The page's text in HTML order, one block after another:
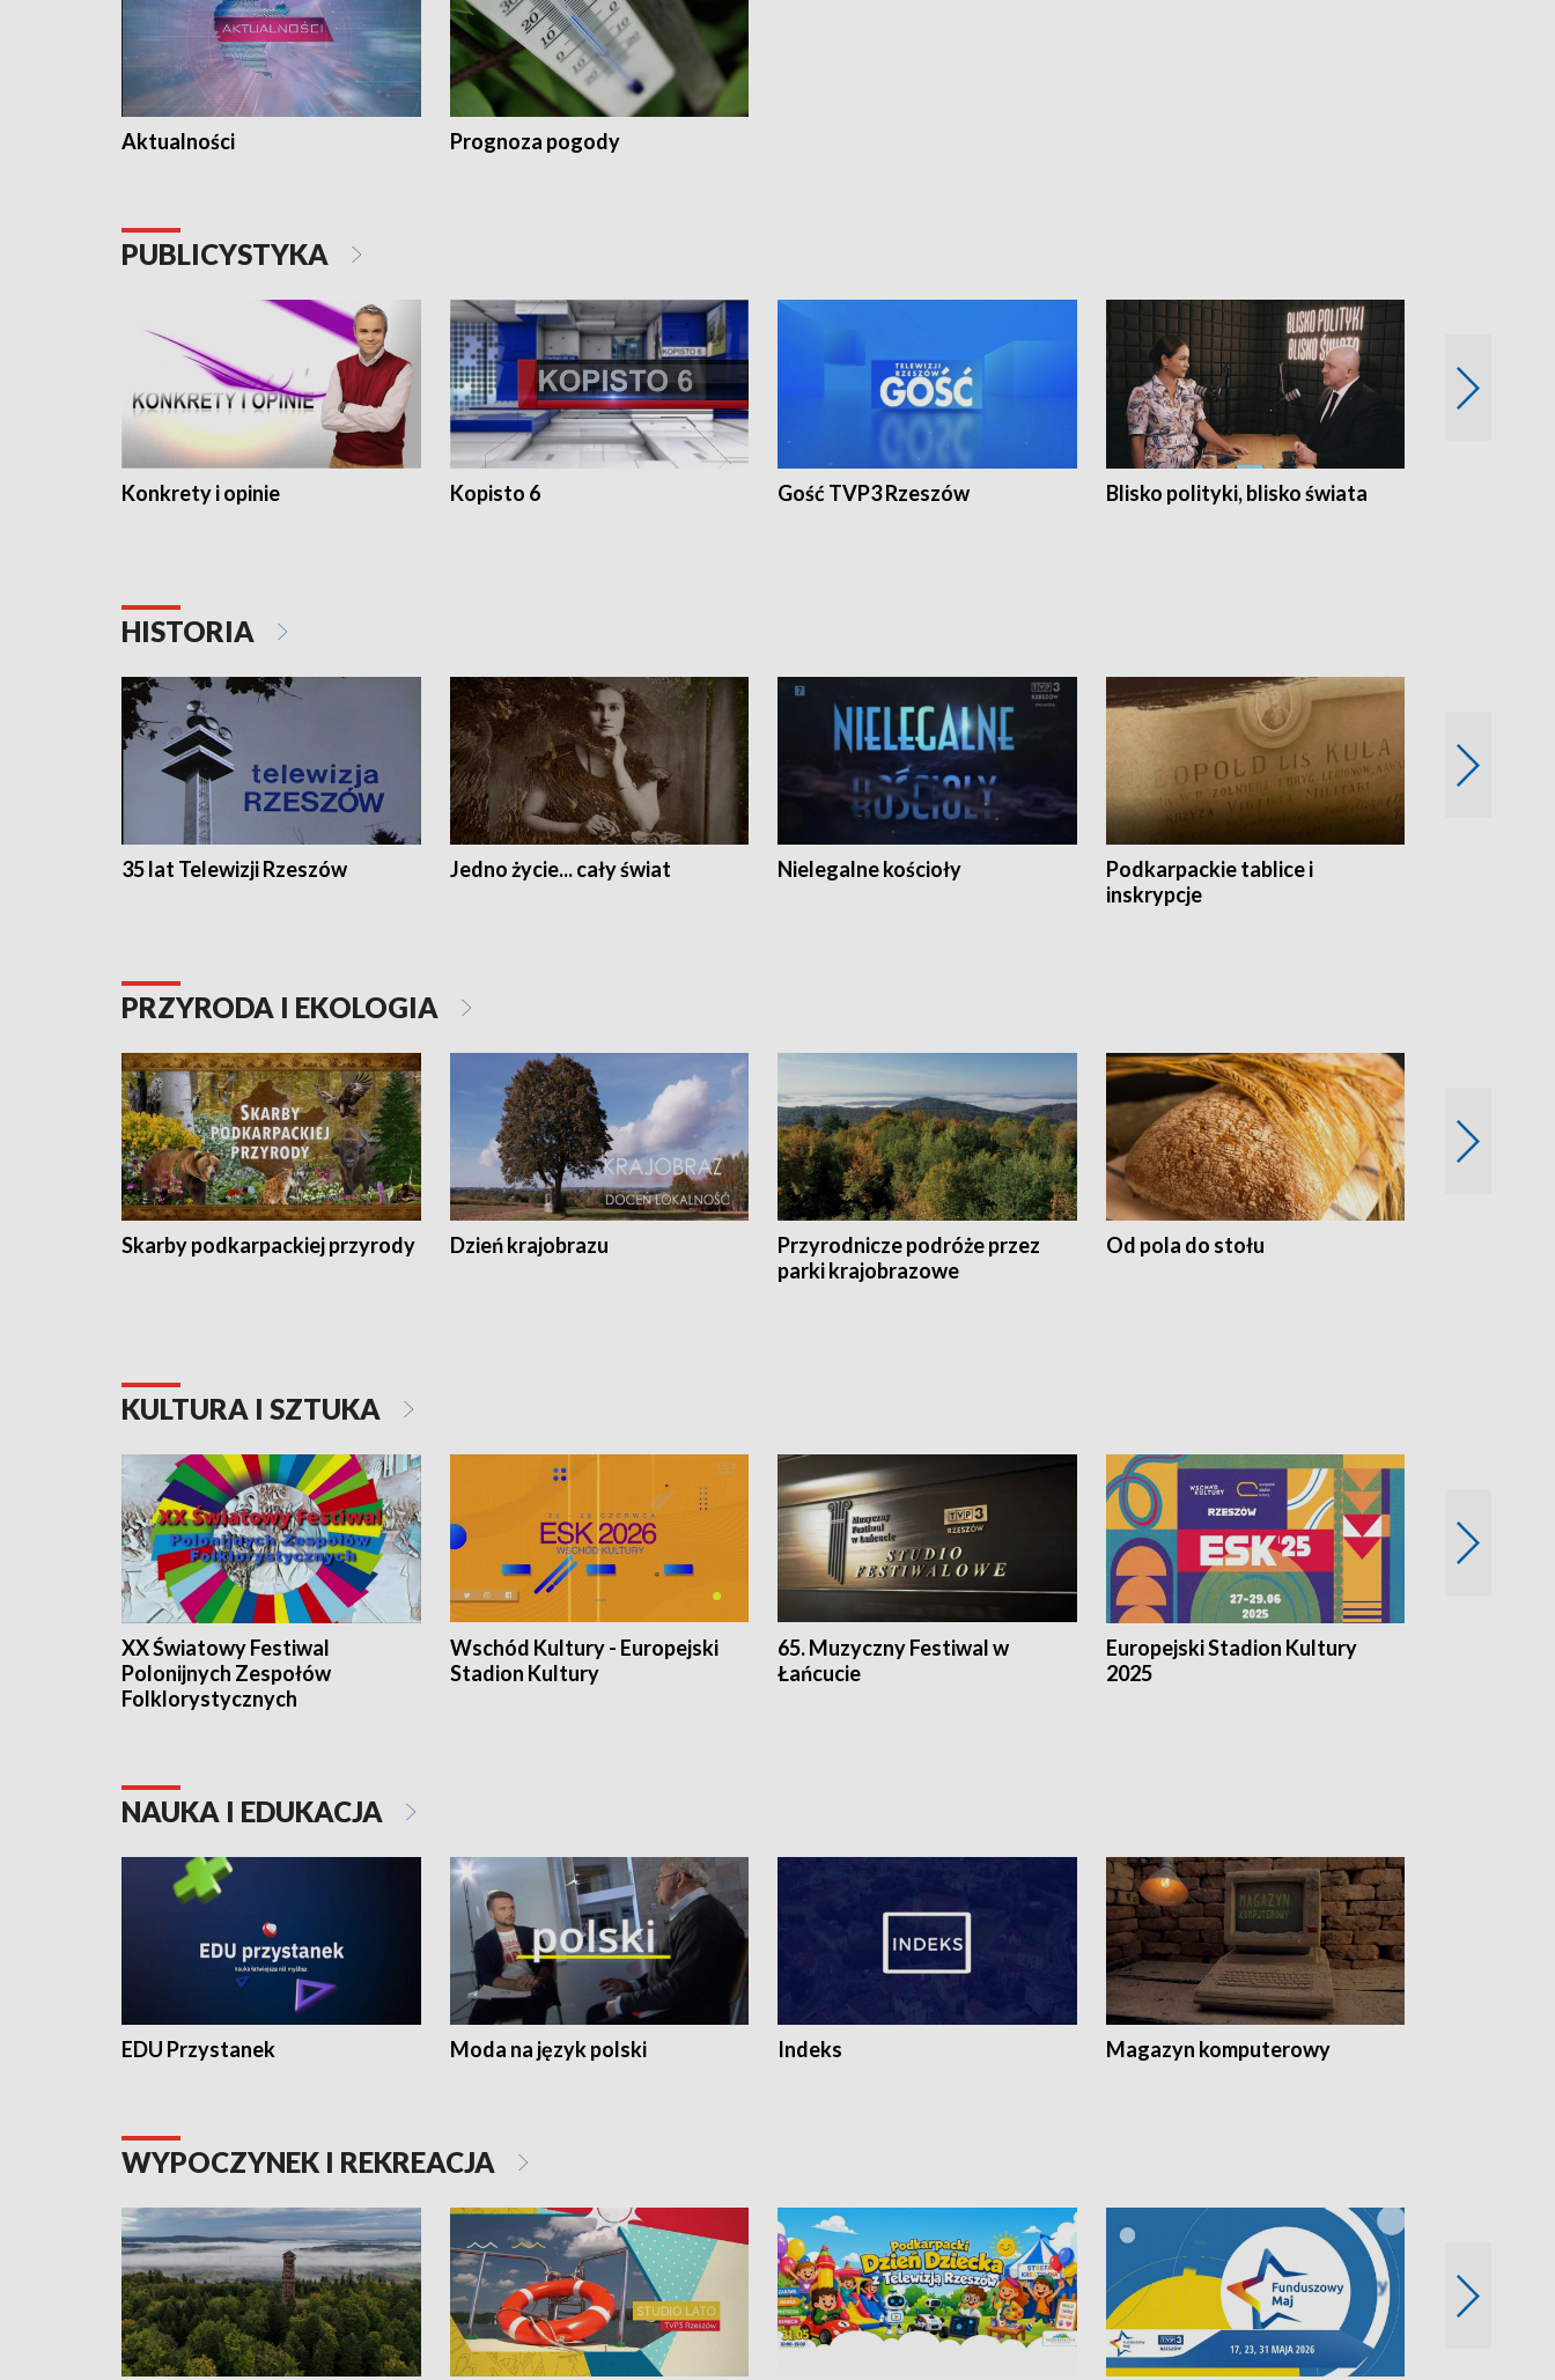
Aktualności Prognoza pogody
PUBLICYSTYKA
Konkrety i opinie Kopisto 6 Gość TVP3 Rzeszów Blisko polityki, blisko świata
HISTORIA
35 lat Telewizji Rzeszów Jedno życie... cały świat Nielegalne kościoły
Podkarpackie tablice i
inskrypcje
PRZYRODA I EKOLOGIA
Skarby podkarpackiej przyrody Dzień krajobrazu
Przyrodnicze podróże przez
parki krajobrazowe
Od pola do stołu
KULTURA I SZTUKA
XX Światowy Festiwal
Polonijnych Zespołów
Folklorystycznych
Wschód Kultury - Europejski
Stadion Kultury
65. Muzyczny Festiwal w
Łańcucie
Europejski Stadion Kultury
2025
NAUKA I EDUKACJA
EDU Przystanek Moda na język polski Indeks Magazyn komputerowy
WYPOCZYNEK I REKREACJA